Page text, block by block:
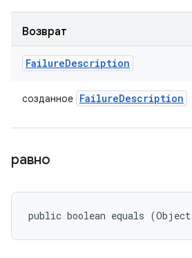
Возврат
FailureDescription
созданное FailureDescription
равно
public boolean equals